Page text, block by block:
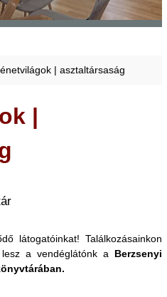
| asztaltársaság
|
látogatóinkat! Találkozásainkon
a vendéglátónk a Berzsenyi